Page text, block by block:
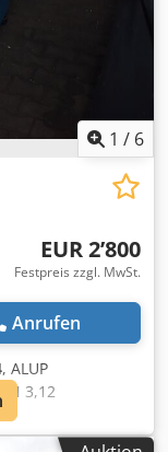
1 / 6
EUR 2’800
Festpreis zzgl. MwSt.
Anrufen
, ALUP
3,12
Kältetrockner